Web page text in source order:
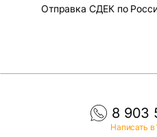
Отправка СДЕК по
8 903
Написать в